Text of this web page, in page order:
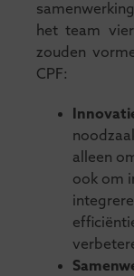
het team
zouden
CPF:
alleen
ook om